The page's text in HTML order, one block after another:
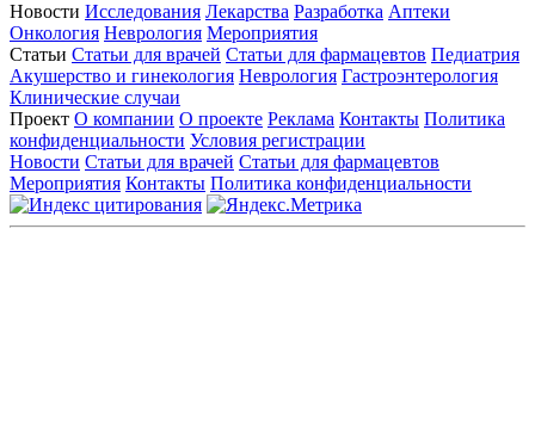
Новости Исследования Лекарства Разработка Аптеки
Онкология Неврология Мероприятия
Статьи Статьи для врачей Статьи для фармацевтов Педиатрия
Акушерство и гинекология Неврология Гастроэнтерология
Клинические случаи
Проект О компании О проекте Реклама Контакты Политика
конфиденциальности Условия регистрации
Новости Статьи для врачей Статьи для фармацевтов
Мероприятия Контакты Политика конфиденциальности